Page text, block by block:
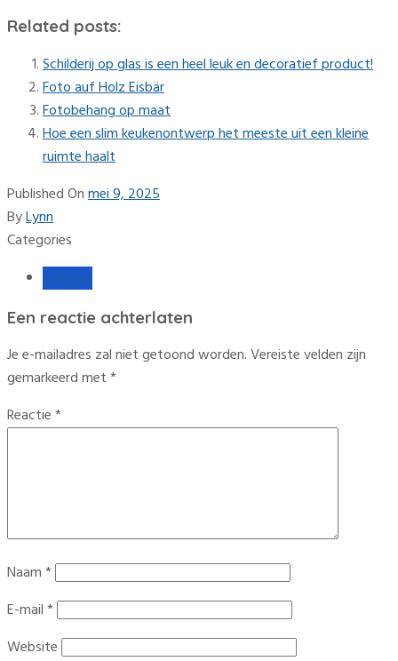
Related posts:
Schilderij op glas is een heel leuk en decoratief product!
Foto auf Holz Eisbär
Fotobehang op maat
Hoe een slim keukenontwerp het meeste uit een kleine
ruimte haalt
Published Onmei 9, 2025
ByLynn
Categories
Interieur
Een reactie achterlaten
Je e-mailadres zal niet getoond worden.Vereiste velden zijn
gemarkeerd met*
Reactie*
Naam*
E-mail*
Website